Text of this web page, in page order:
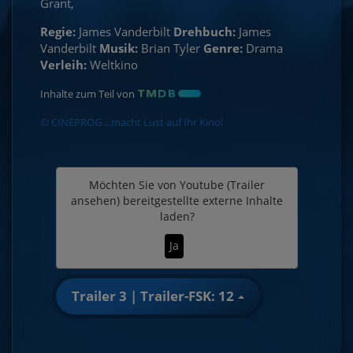
Regie: James Vanderbilt Drehbuch: James
Vanderbilt Musik: Brian Tyler Genre: Drama
Verleih: Weltkino
Inhalte zum Teil von
© CINEPROG ...macht Lust auf Ihr Kino!
Möchten Sie von Youtube (Trailer
ansehen) bereitgestellte externe Inhalte
laden?
Ja
Trailer 3 | Trailer-FSK: 12